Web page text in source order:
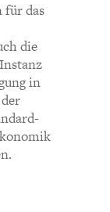
für das
die
in